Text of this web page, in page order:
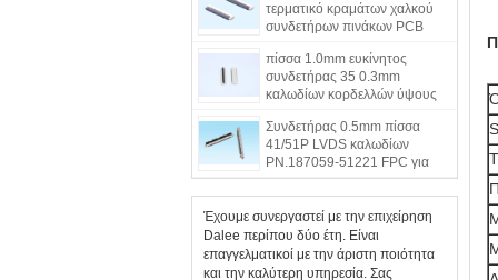
τερματικό κραμάτων χαλκού
συνδετήρων πινάκων PCB
σκληρό δίσκο
πίσσα 1.0mm ευκίνητος
συνδετήρας 35 0.3mm
καλωδίων κορδελλών ύψους
PCB
Συνδετήρας 0.5mm πίσσα
41/51P LVDS καλωδίων
PN.187059-51221 FPC για
την οθόνη HD LCD
Έχουμε συνεργαστεί με την επιχείρηση
Dalee περίπου δύο έτη. Είναι
επαγγελματικοί με την άριστη ποιότητα
και την καλύτερη υπηρεσία. Σας